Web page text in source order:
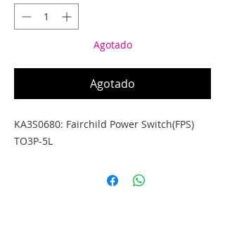
Agotado
Agotado
KA3S0680: Fairchild Power Switch(FPS)
TO3P-5L